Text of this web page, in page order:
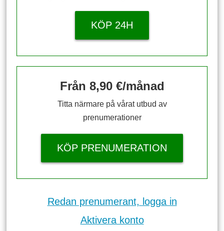
KÖP 24H
Från 8,90 €/månad
Titta närmare på vårat utbud av
prenumerationer
KÖP PRENUMERATION
Redan prenumerant, logga in
Aktivera konto